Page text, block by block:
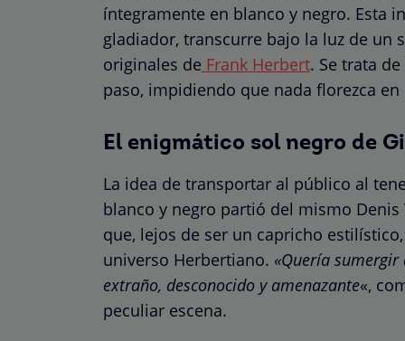
íntegramente en blanco y negro. Esta
gladiador, transcurre bajo la luz de un
originales de Frank Herbert. Se trata
paso, impidiendo que nada florezca
El enigmático sol negro de
La idea de transportar al público al
blanco y negro partió del mismo
que, lejos de ser un capricho
universo Herbertiano. «Quería
extraño, desconocido y amenazante«,
peculiar escena.